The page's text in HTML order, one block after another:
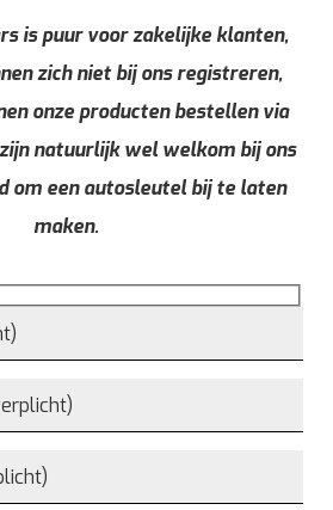
is puur voor zakelijke klanten,
zich niet bij ons registreren,
onze producten bestellen via
natuurlijk wel welkom bij ons
om een autosleutel bij te laten
maken.